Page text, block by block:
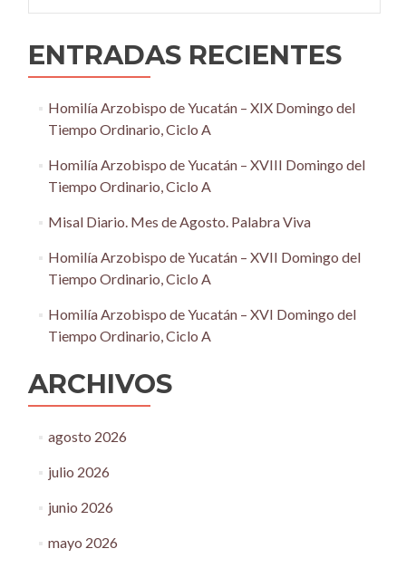
ENTRADAS RECIENTES
Homilía Arzobispo de Yucatán – XIX Domingo del
Tiempo Ordinario, Ciclo A
Homilía Arzobispo de Yucatán – XVIII Domingo del
Tiempo Ordinario, Ciclo A
Misal Diario. Mes de Agosto. Palabra Viva
Homilía Arzobispo de Yucatán – XVII Domingo del
Tiempo Ordinario, Ciclo A
Homilía Arzobispo de Yucatán – XVI Domingo del
Tiempo Ordinario, Ciclo A
ARCHIVOS
agosto 2026
julio 2026
junio 2026
mayo 2026